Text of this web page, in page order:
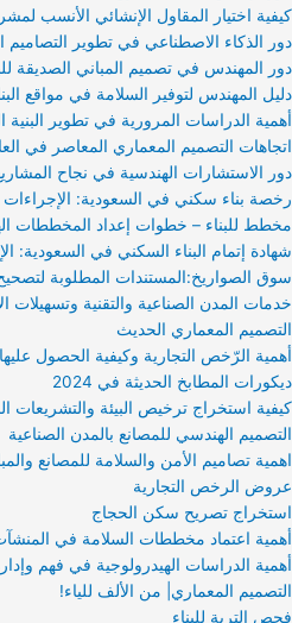
كيفية اختيار المقاول الإنشائي الأنسب
دور الذكاء الاصطناعي في تطوير التصاميم
دور المهندس في تصميم المباني الصديقة
دليل المهندس لتوفير السلامة في مواقع
أهمية الدراسات المرورية في تطوير البنية
اتجاهات التصميم المعماري المعاصر في
دور الاستشارات الهندسية في نجاح
رخصة بناء سكني في السعودية: الإجراءات
مخطط للبناء – خطوات إعداد المخططات
شهادة إتمام البناء السكني في السعودية:
سوق الصواريخ:المستندات المطلوبة
خدمات المدن الصناعية والتقنية وتسهيلات
التصميم المعماري الحديث
أهمية الرّخص التجارية وكيفية الحصول عليها
ديكورات المطابخ الحديثة في 2024
كيفية استخراج ترخيص البيئة والتشريعات
التصميم الهندسي للمصانع بالمدن الصناعية
اهمية تصاميم الأمن والسلامة للمصانع
عروض الرخص التجارية
استخراج تصريح سكن الحجاج
أهمية اعتماد مخططات السلامة في
أهمية الدراسات الهيدرولوجية في فهم
التصميم المعماري| من الألف للياء!
فحص التربة للبناء